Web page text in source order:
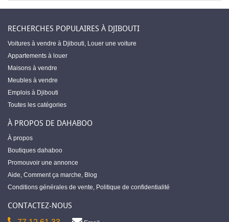
RECHERCHES POPULAIRES À DJIBOUTI
Voitures à vendre à Djibouti, Louer une voiture
Appartements à louer
Maisons à vendre
Meubles à vendre
Emplois à Djibouti
Toutes les catégories
À PROPOS DE DAHABOO
À propos
Boutiques dahaboo
Promouvoir une annonce
Aide, Comment ça marche, Blog
Conditions générales de vente, Politique de confidentialité
CONTACTEZ-NOUS